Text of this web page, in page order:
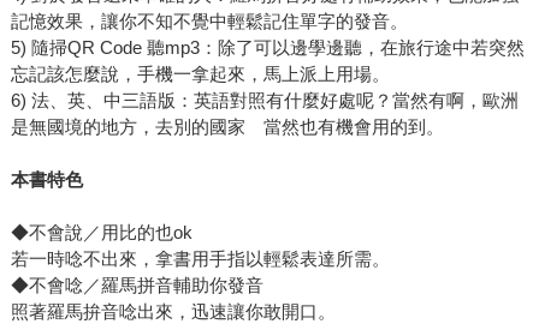
記憶效果，讓你不知不覺中輕鬆記住單字的發音。
5) 隨掃QR Code 聽mp3：除了可以邊學邊聽，在旅行途中若突然
忘記該怎麼說，手機一拿起來，馬上派上用場。
6) 法、英、中三語版：英語對照有什麼好處呢？當然有啊，歐洲
是無國境的地方，去別的國家 當然也有機會用的到。
本書特色
◆不會說／用比的也ok
若一時唸不出來，拿書用手指以輕鬆表達所需。
◆不會唸／羅馬拼音輔助你發音
照著羅馬拚音唸出來，迅速讓你敢開口。